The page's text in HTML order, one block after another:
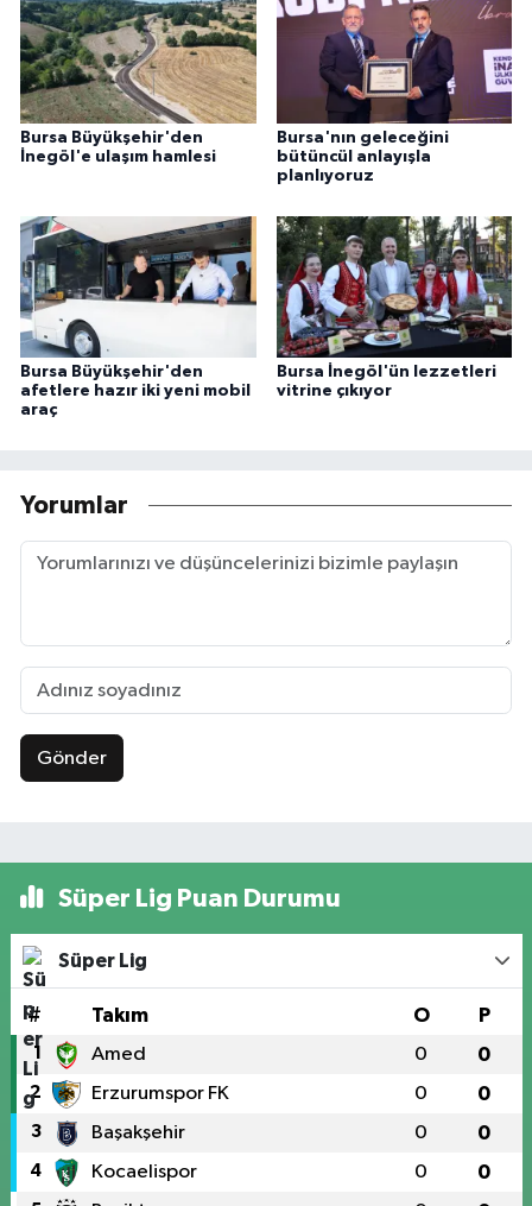
Bursa Büyükşehir'den
İnegöl'e ulaşım hamlesi
Bursa'nın geleceğini
bütüncül anlayışla
planlıyoruz
Bursa Büyükşehir'den
afetlere hazır iki yeni mobil
araç
Bursa İnegöl'ün lezzetleri
vitrine çıkıyor
Yorumlar
Gönder
Süper Lig Puan Durumu
Süper Lig
# Takım O P
1 Amed 0 0
2 Erzurumspor FK 0 0
3 Başakşehir 0 0
4 Kocaelispor 0 0